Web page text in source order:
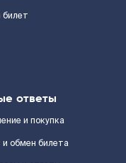
билет
ответы
и покупка
и обмен билета